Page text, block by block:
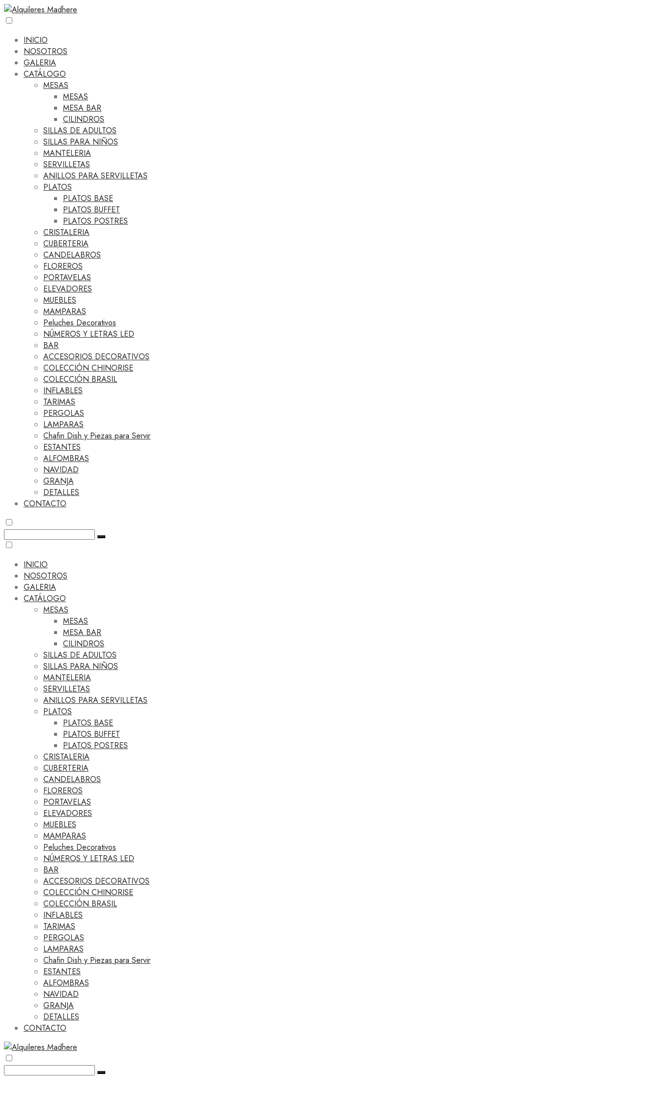
INICIO
NOSOTROS
GALERIA
CATÁLOGO
MESAS
MESAS
MESA BAR
CILINDROS
SILLAS DE ADULTOS
SILLAS PARA NIÑOS
MANTELERIA
SERVILLETAS
ANILLOS PARA SERVILLETAS
PLATOS
PLATOS BASE
PLATOS BUFFET
PLATOS POSTRES
CRISTALERIA
CUBERTERIA
CANDELABROS
FLOREROS
PORTAVELAS
ELEVADORES
MUEBLES
MAMPARAS
Peluches Decorativos
NÚMEROS Y LETRAS LED
BAR
ACCESORIOS DECORATIVOS
COLECCIÓN CHINORISE
COLECCIÓN BRASIL
INFLABLES
TARIMAS
PERGOLAS
LAMPARAS
Chafin Dish y Piezas para Servir
ESTANTES
ALFOMBRAS
NAVIDAD
GRANJA
DETALLES
CONTACTO
INICIO
NOSOTROS
GALERIA
CATÁLOGO
MESAS
MESAS
MESA BAR
CILINDROS
SILLAS DE ADULTOS
SILLAS PARA NIÑOS
MANTELERIA
SERVILLETAS
ANILLOS PARA SERVILLETAS
PLATOS
PLATOS BASE
PLATOS BUFFET
PLATOS POSTRES
CRISTALERIA
CUBERTERIA
CANDELABROS
FLOREROS
PORTAVELAS
ELEVADORES
MUEBLES
MAMPARAS
Peluches Decorativos
NÚMEROS Y LETRAS LED
BAR
ACCESORIOS DECORATIVOS
COLECCIÓN CHINORISE
COLECCIÓN BRASIL
INFLABLES
TARIMAS
PERGOLAS
LAMPARAS
Chafin Dish y Piezas para Servir
ESTANTES
ALFOMBRAS
NAVIDAD
GRANJA
DETALLES
CONTACTO